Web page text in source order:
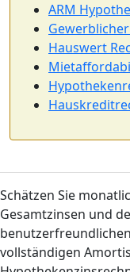
ARM
Hauswert
Schätzen Sie
Gesamtzinsen und
vollständigen